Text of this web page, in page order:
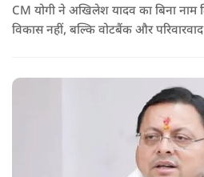
CM योगी ने अखिलेश यादव का बिना नाम
विकास नहीं, बल्कि वोटबैंक और परिवारवाद